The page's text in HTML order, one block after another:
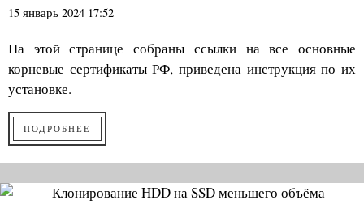
15 январь 2024 17:52
На этой странице собраны ссылки на все основные
корневые сертификаты РФ, приведена инструкция по их
установке.
ПОДРОБНЕЕ